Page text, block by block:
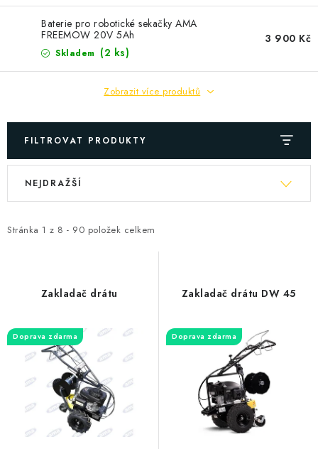
Baterie pro robotické sekačky AMA
FREEMOW 20V 5Ah
Skladem (2 ks)
3 900 Kč
Zobrazit více produktů
FILTROVAT PRODUKTY
V
i
d
u
Stránka 1 z 8 - 90 položek celkem
Ř
e
o
d
NEJDRAŽŠÍ
Zakladač drátu
Doprava zdarma
Zakladač drátu DW 45
Doprava zdarma